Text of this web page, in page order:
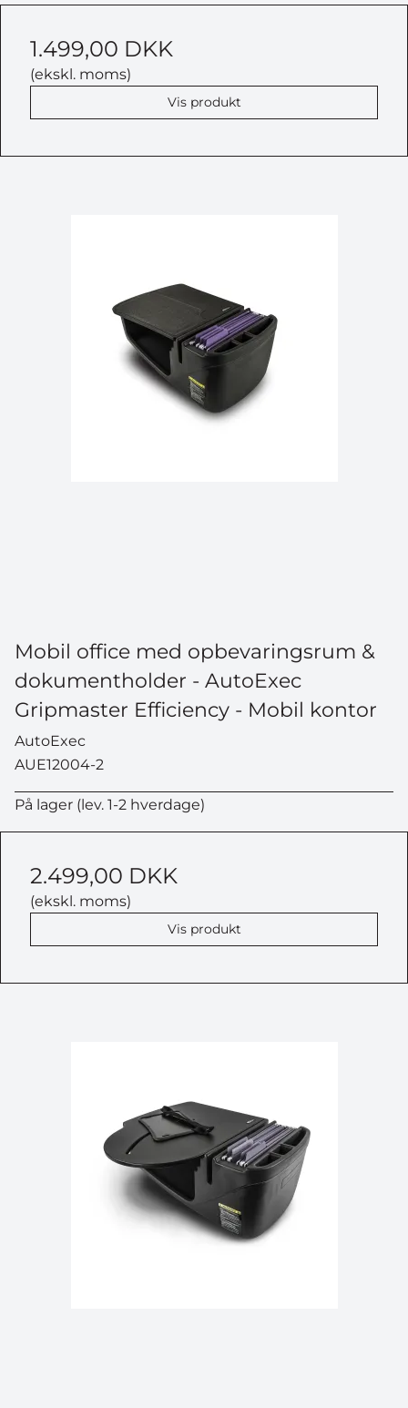
1.499,00 DKK
(ekskl. moms)
Vis produkt
Mobil office med opbevaringsrum &
dokumentholder - AutoExec
Gripmaster Efficiency - Mobil kontor
AutoExec
AUE12004-2
På lager (lev. 1-2 hverdage)
2.499,00 DKK
(ekskl. moms)
Vis produkt